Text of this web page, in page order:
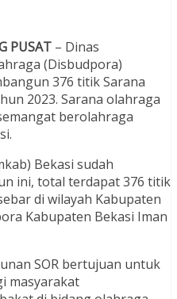
PUSAT – Dinas
(Disbudpora)
376 titik Sarana
2023. Sarana olahraga
berolahraga
Bekasi sudah
ini, total terdapat 376 titik
di wilayah Kabupaten
Kabupaten Bekasi Iman
SOR bertujuan untuk
masyarakat